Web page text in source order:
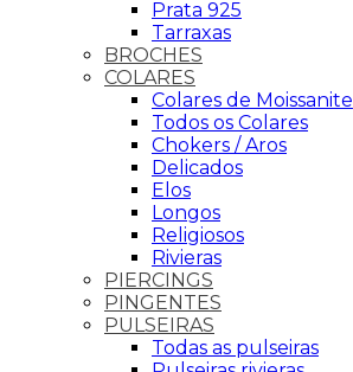
Prata 925
Tarraxas
BROCHES
COLARES
Colares de Moissanite
Todos os Colares
Chokers / Aros
Delicados
Elos
Longos
Religiosos
Rivieras
PIERCINGS
PINGENTES
PULSEIRAS
Todas as pulseiras